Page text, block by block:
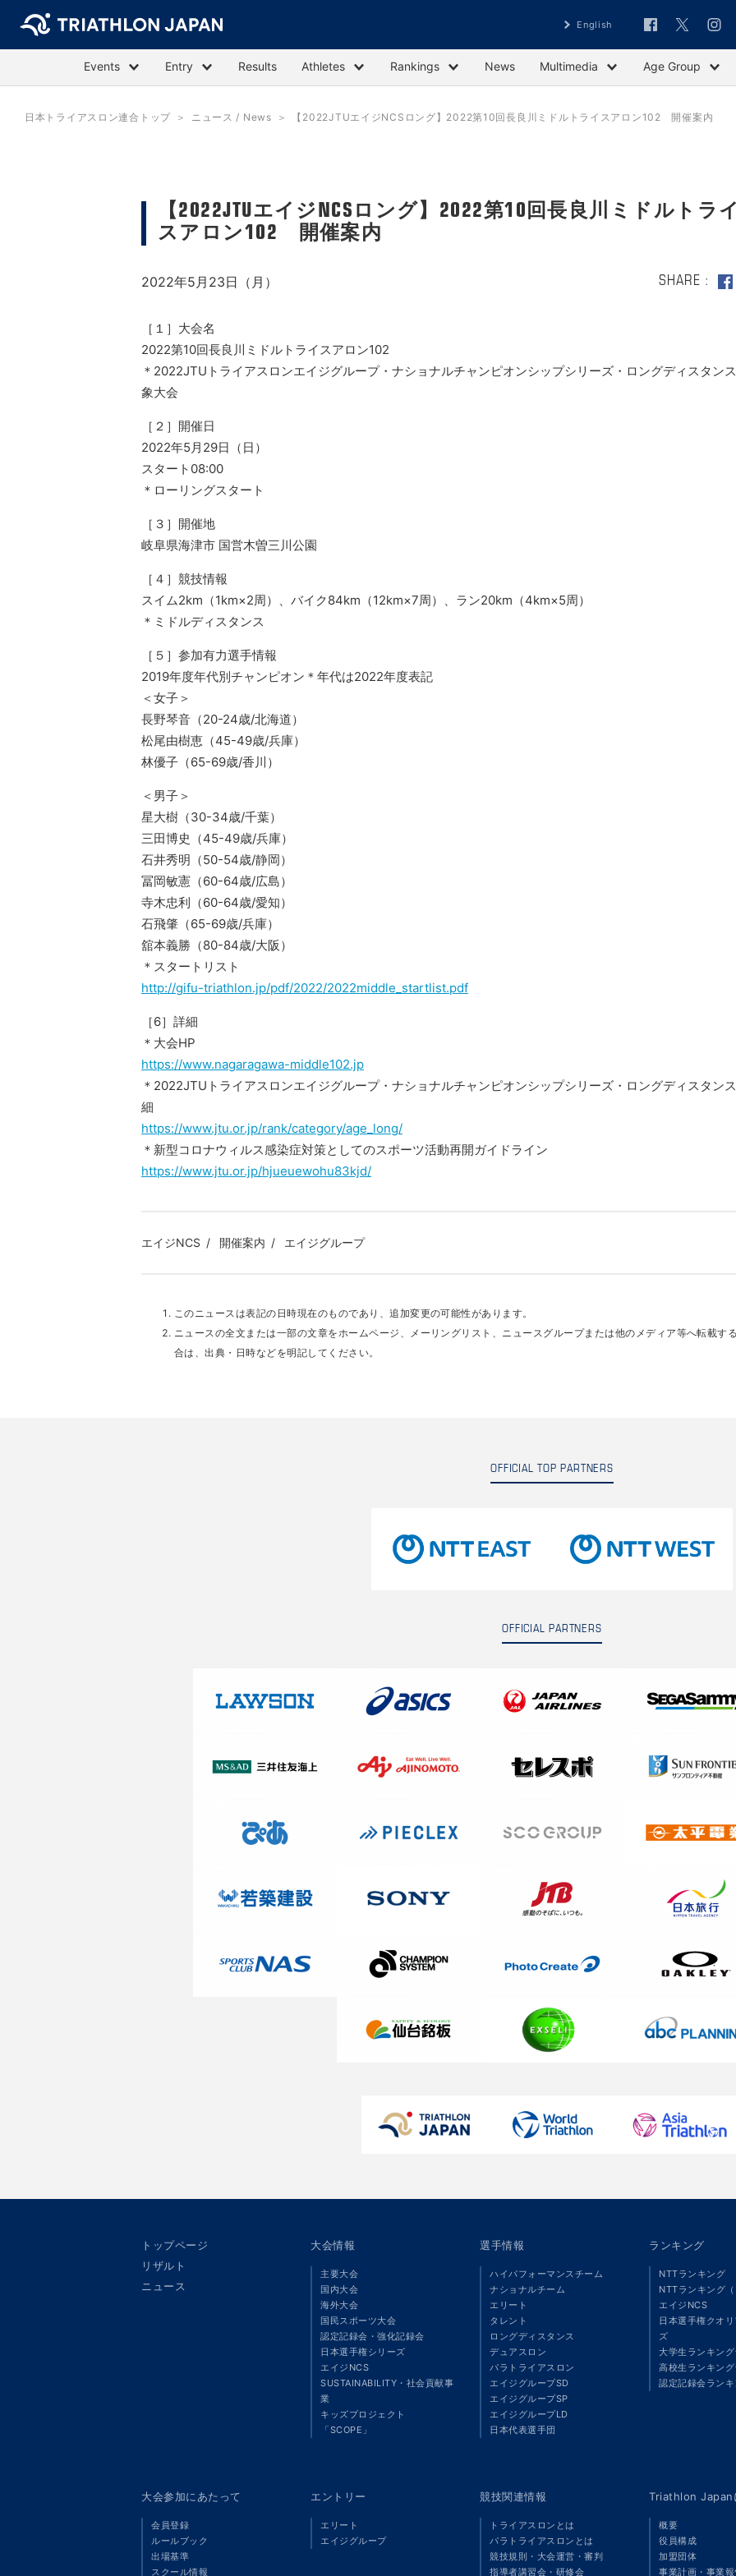
English
Events Entry Results Athletes Rankings News Multimedia Age Group
日本トライアスロン連合トップ ニュース / News 【2022JTUエイジNCSロング】2022第10回長良川ミドルトライスアロン102 開催案内
【2022JTUエイジNCSロング】2022第10回長良川ミドルトラ
スアロン102 開催案内
2022年5月23日（月） SHARE
［１］大会名
2022第10回長良川ミドルトライスアロン102
＊2022JTUトライアスロンエイジグループ・ナショナルチャンピオンシップシリーズ・ロングディスタン
象大会
［２］開催日
2022年5月29日（日）
スタート08:00
＊ローリングスタート
［３］開催地
岐阜県海津市 国営木曽三川公園
［４］競技情報
スイム2km（1km×2周）、バイク84km（12km×7周）、ラン20km（4km×5周）
＊ミドルディスタンス
［５］参加有力選手情報
2019年度年代別チャンピオン＊年代は2022年度表記
＜女子＞
長野琴音（20-24歳/北海道）
松尾由樹恵（45-49歳/兵庫）
林優子（65-69歳/香川）
＜男子＞
星大樹（30-34歳/千葉）
三田博史（45-49歳/兵庫）
石井秀明（50-54歳/静岡）
冨岡敏憲（60-64歳/広島）
寺木忠利（60-64歳/愛知）
石飛肇（65-69歳/兵庫）
舘本義勝（80-84歳/大阪）
＊スタートリスト
http://gifu-triathlon.jp/pdf/2022/2022middle_startlist.pdf
［6］詳細
＊大会HP
https://www.nagaragawa-middle102.jp
＊2022JTUトライアスロンエイジグループ・ナショナルチャンピオンシップシリーズ・ロングディスタン
細
https://www.jtu.or.jp/rank/category/age_long/
＊新型コロナウィルス感染症対策としてのスポーツ活動再開ガイドライン
https://www.jtu.or.jp/hjueuewohu83kjd/
エイジNCS 開催案内 エイジグループ
このニュースは表記の日時現在のものであり、追加変更の可能性があります。
ニュースの全文または一部の文章をホームページ、メーリングリスト、ニュースグループまたは他のメディア等へ転載す
合は、出典・日時などを明記してください。
OFFICIAL TOP PARTNERS
OFFICIAL PARTNERS
トップページ
リザルト
ニュース
大会情報
主要大会
国内大会
海外大会
国民スポーツ大会
認定記録会・強化記録会
日本選手権シリーズ
エイジNCS
SUSTAINABILITY・社会貢献事
業
キッズプロジェクト
「SCOPE」
選手情報
ハイパフォーマンスチーム
ナショナルチーム
エリート
タレント
ロングディスタンス
デュアスロン
パラトライアスロン
エイジグループSD
エイジグループSP
エイジグループLD
日本代表選手団
ランキング
NTTランキング
NTTランキング
エイジNCS
日本選手権クオ
ズ
大学生ランキン
高校生ランキン
認定記録会ラン
大会参加にあたって
会員登録
ルールブック
出場基準
スクール情報
エントリー
エリート
エイジグループ
競技関連情報
トライアスロンとは
パラトライアスロンとは
競技規則・大会運営・審判
指導者講習会・研修会
Triathlon Japan
概要
役員構成
加盟団体
事業計画・事業